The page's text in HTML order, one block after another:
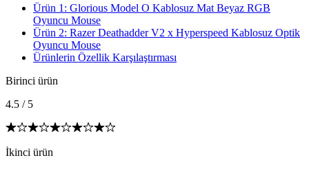
Ürün 1: Glorious Model O Kablosuz Mat Beyaz RGB
Oyuncu Mouse
Ürün 2: Razer Deathadder V2 x Hyperspeed Kablosuz Optik
Oyuncu Mouse
Ürünlerin Özellik Karşılaştırması
Birinci ürün
4.5 / 5
İkinci ürün